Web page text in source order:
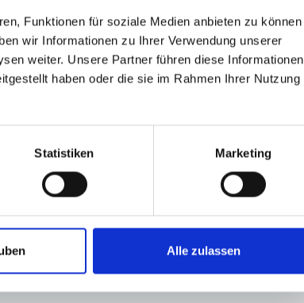
Funktionen für soziale Medien anbieten zu können
wir Informationen zu Ihrer Verwendung unserer
weiter. Unsere Partner führen diese Informationen
haben oder die sie im Rahmen Ihrer Nutzung
Statistiken Marketing
Alle zulassen
vorliegen.
eine ideale Vorbereitung auf die Schulzeit